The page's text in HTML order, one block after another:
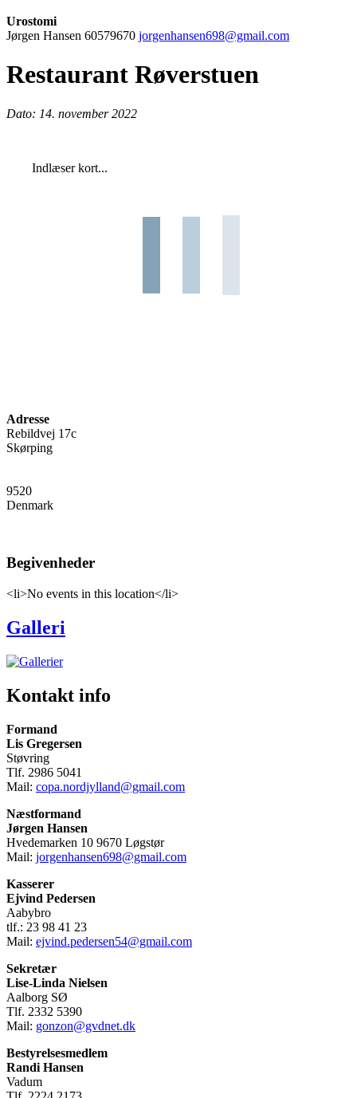
Urostomi
Jørgen Hansen 60579670 jorgenhansen698@gmail.com
Restaurant Røverstuen
Dato: 14. november 2022
Indlæser kort...
Adresse
Rebildvej 17c
Skørping
9520
Denmark
Begivenheder
<li>No events in this location</li>
Galleri
Kontakt info
Formand
Lis Gregersen
Støvring
Tlf. 2986 5041
Mail: copa.nordjylland@gmail.com
Næstformand
Jørgen Hansen
Hvedemarken 10 9670 Løgstør
Mail: jorgenhansen698@gmail.com
Kasserer
Ejvind Pedersen
Aabybro
tlf.: 23 98 41 23
Mail: ejvind.pedersen54@gmail.com
Sekretær
Lise-Linda Nielsen
Aalborg SØ
Tlf. 2332 5390
Mail: gonzon@gvdnet.dk
Bestyrelsesmedlem
Randi Hansen
Vadum